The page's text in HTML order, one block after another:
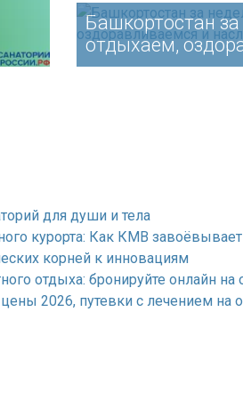
Башкортостан
отдыхаем,
для души и тела
курорта: Как КМВ
корней к инновациям
отдыха: бронируйте онлайн на
2026, путевки с лечением на